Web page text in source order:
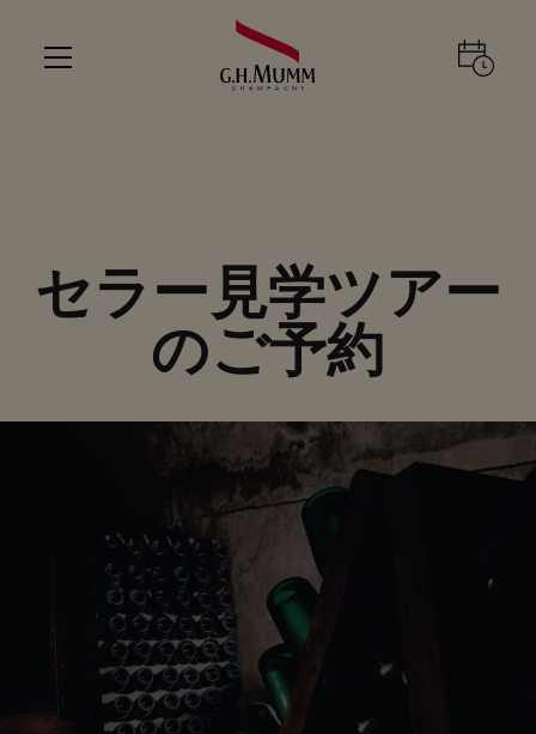
セラー見学ツアー
のご予約